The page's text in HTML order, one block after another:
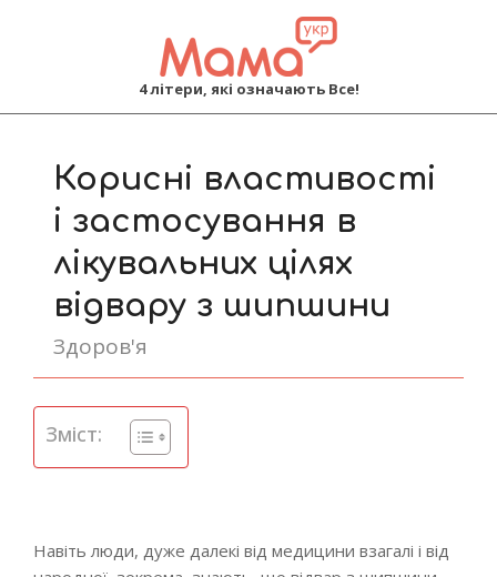
4 літери, які означають Все!
Корисні властивості
і застосування в
лікувальних цілях
відвару з шипшини
Здоров'я
Зміст:
Навіть люди, дуже далекі від медицини взагалі і від